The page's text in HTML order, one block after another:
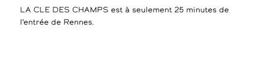
LA CLE DES CHAMPS est à seulement 25 minutes de
l’entrée de Rennes.